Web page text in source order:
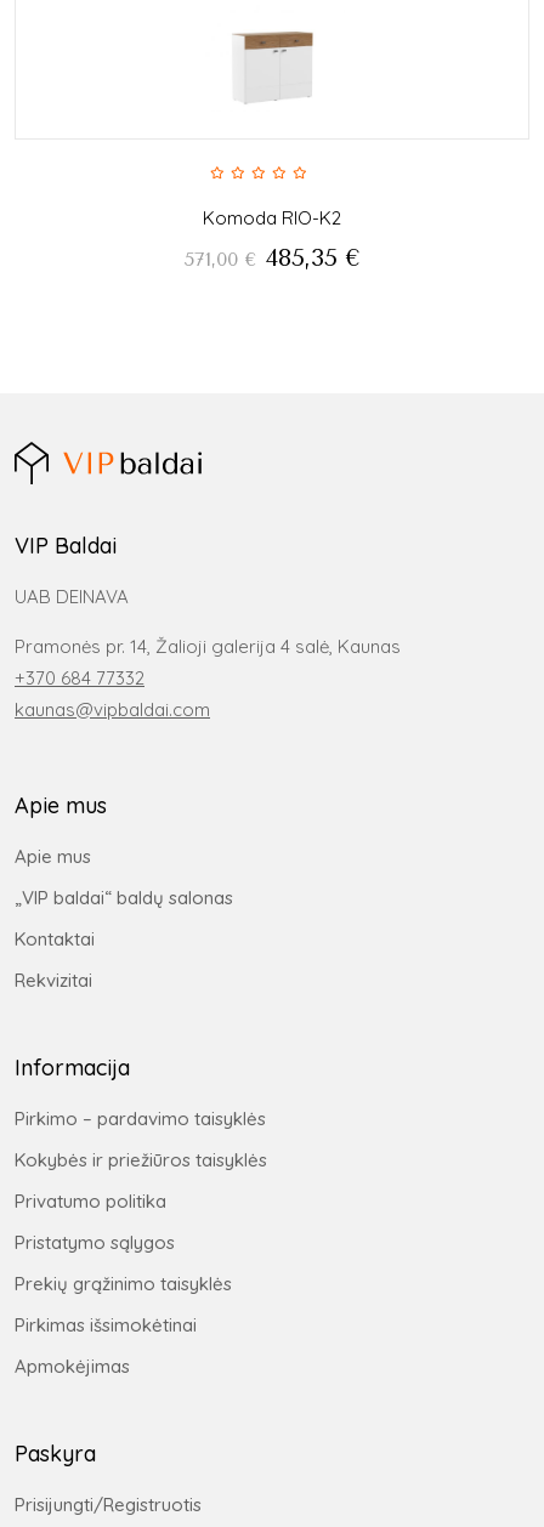
Komoda RIO-K2
571,00 € 485,35 €
VIP Baldai
UAB DEINAVA
Pramonės pr. 14, Žalioji galerija 4 salė, Kaunas
+370 684 77332
kaunas@vipbaldai.com
Apie mus
Apie mus
„VIP baldai“ baldų salonas
Kontaktai
Rekvizitai
Informacija
Pirkimo – pardavimo taisyklės
Kokybės ir priežiūros taisyklės
Privatumo politika
Pristatymo sąlygos
Prekių grąžinimo taisyklės
Pirkimas išsimokėtinai
Apmokėjimas
Paskyra
Prisijungti/Registruotis